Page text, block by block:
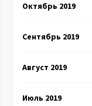
Октябрь 2019
Сентябрь 2019
Август 2019
Июль 2019